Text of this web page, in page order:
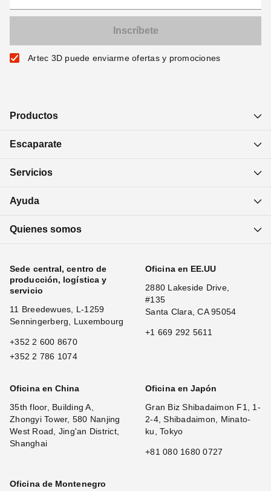
Artec 3D puede enviarme ofertas y promociones
Productos
Escaparate
Servicios
Ayuda
Quienes somos
Sede central, centro de
producción, logística y
servicio
11 Breedewues, L-1259
Senningerberg, Luxembourg
+352 2 600 8670
+352 2 786 1074
Oficina en EE.UU
2880 Lakeside Drive,
#135
Santa Clara, CA 95054
+1 669 292 5611
Oficina en China
35th floor, Building A,
Zhongyi Tower, 580 Nanjing
West Road, Jing'an District,
Shanghai
Oficina en Japón
Gran Biz Shibadaimon F1, 1-
2-4, Shibadaimon, Minato-
ku, Tokyo
+81 080 1680 0727
Oficina de Montenegro